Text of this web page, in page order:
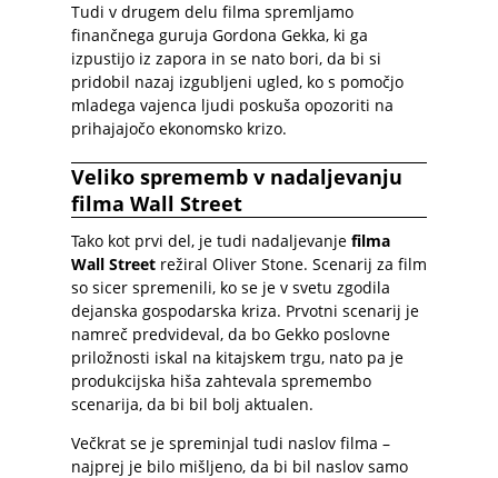
Tudi v drugem delu filma spremljamo
finančnega guruja Gordona Gekka, ki ga
izpustijo iz zapora in se nato bori, da bi si
pridobil nazaj izgubljeni ugled, ko s pomočjo
mladega vajenca ljudi poskuša opozoriti na
prihajajočo ekonomsko krizo.
Veliko sprememb v nadaljevanju
filma Wall Street
Tako kot prvi del, je tudi nadaljevanje filma
Wall Street režiral Oliver Stone. Scenarij za film
so sicer spremenili, ko se je v svetu zgodila
dejanska gospodarska kriza. Prvotni scenarij je
namreč predvideval, da bo Gekko poslovne
priložnosti iskal na kitajskem trgu, nato pa je
produkcijska hiša zahtevala spremembo
scenarija, da bi bil bolj aktualen.
Večkrat se je spreminjal tudi naslov filma –
najprej je bilo mišljeno, da bi bil naslov samo